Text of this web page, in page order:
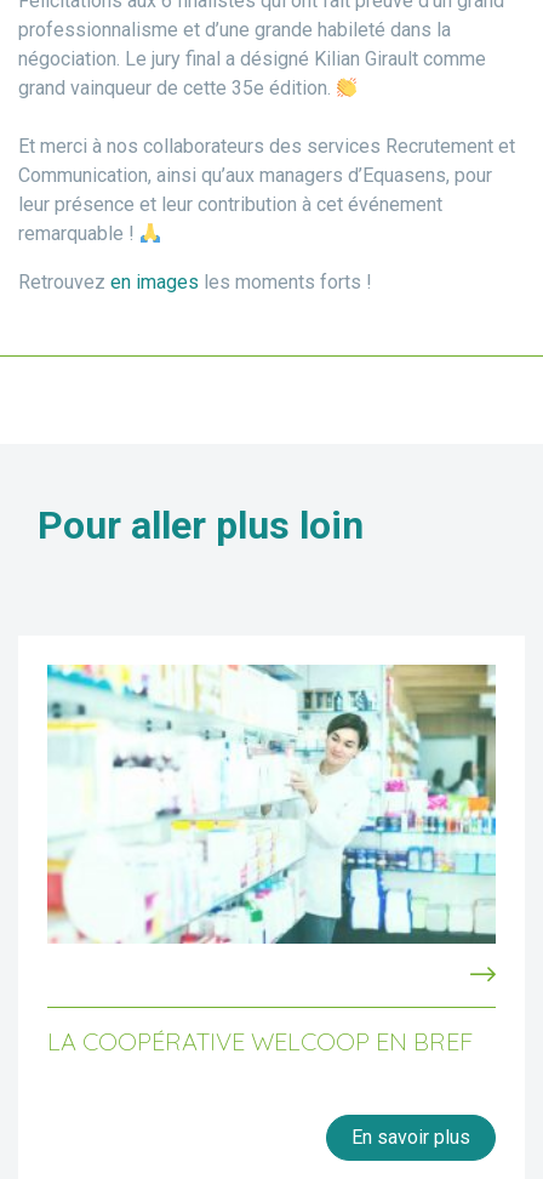
professionnalisme et d’une grande habileté dans la
négociation. Le jury final a désigné Kilian Girault comme
grand vainqueur de cette 35e édition.
Et merci à nos collaborateurs des services Recrutement et
Communication, ainsi qu’aux managers d’Equasens, pour
leur présence et leur contribution à cet événement
remarquable !
Retrouvez en images les moments forts !
Pour aller plus loin
LA COOPÉRATIVE WELCOOP EN BREF
En savoir plus